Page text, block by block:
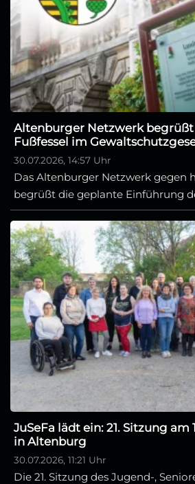
Altenburger Netzwerk
Fußfessel im
30.07.2026, 14:57 Uhr
Das Altenburger Netzwerk gegen
begrüßt die geplante Einführung
JuSeFa lädt ein: 21. Sitzung am
in Altenburg
30.07.2026, 11:21 Uhr
Die 21. Sitzung des Jugend-,